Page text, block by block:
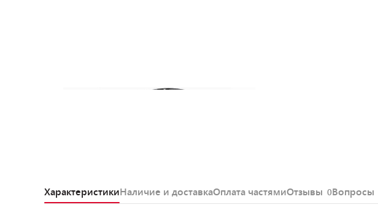
ХарактеристикиНаличие и доставкаОплата частямиОтзывы 0Вопросы